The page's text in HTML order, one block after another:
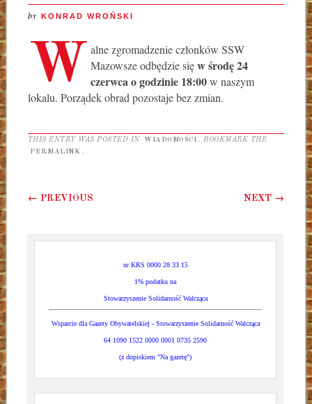
by KONRAD WROŃSKI
W
alne zgromadzenie członków SSW
Mazowsze odbędzie sięw środę 24
czerwca o godzinie 18:00w naszym
lokalu. Porządek obrad pozostaje bez zmian.
THIS ENTRY WAS POSTED IN WIADOMOŚCI
. BOOKMARK THE
PERMALINK
Post navigation
← PREVIOUS NEXT →
nr KRS 0000 28 33 15
1% podatku na
Stowarzyszenie Solidarność Walcząca
Wsparcie dla Gazety Obywatelskiej - Stowarzyszenie Solidarność Walcząca
64 1090 1522 0000 0001 0735 2590
(z dopiskiem "Na gazetę")